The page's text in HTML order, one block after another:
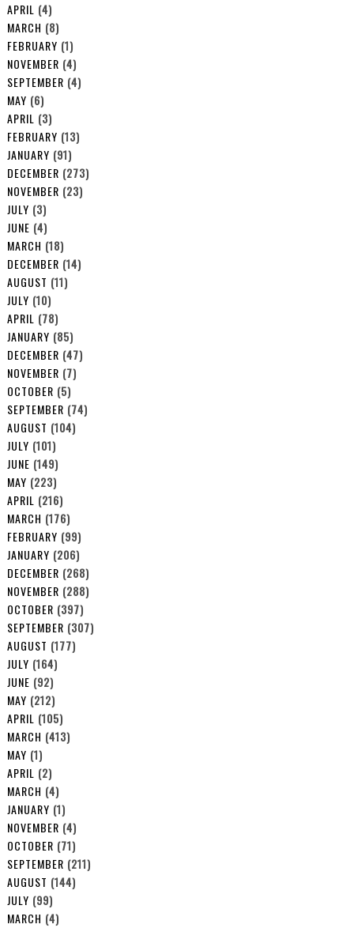
APRIL (4)
MARCH (8)
FEBRUARY (1)
NOVEMBER (4)
SEPTEMBER (4)
MAY (6)
APRIL (3)
FEBRUARY (13)
JANUARY (91)
DECEMBER (273)
NOVEMBER (23)
JULY (3)
JUNE (4)
MARCH (18)
DECEMBER (14)
AUGUST (11)
JULY (10)
APRIL (78)
JANUARY (85)
DECEMBER (47)
NOVEMBER (7)
OCTOBER (5)
SEPTEMBER (74)
AUGUST (104)
JULY (101)
JUNE (149)
MAY (223)
APRIL (216)
MARCH (176)
FEBRUARY (99)
JANUARY (206)
DECEMBER (268)
NOVEMBER (288)
OCTOBER (397)
SEPTEMBER (307)
AUGUST (177)
JULY (164)
JUNE (92)
MAY (212)
APRIL (105)
MARCH (413)
MAY (1)
APRIL (2)
MARCH (4)
JANUARY (1)
NOVEMBER (4)
OCTOBER (71)
SEPTEMBER (211)
AUGUST (144)
JULY (99)
MARCH (4)